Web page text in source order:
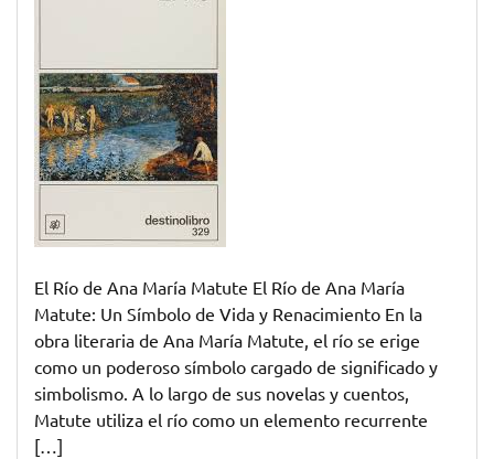
Símbolo
de
Vida
y
Renacimiento
El Río de Ana María Matute El Río de Ana María
Matute: Un Símbolo de Vida y Renacimiento En la
obra literaria de Ana María Matute, el río se erige
como un poderoso símbolo cargado de significado y
simbolismo. A lo largo de sus novelas y cuentos,
Matute utiliza el río como un elemento recurrente
[…]